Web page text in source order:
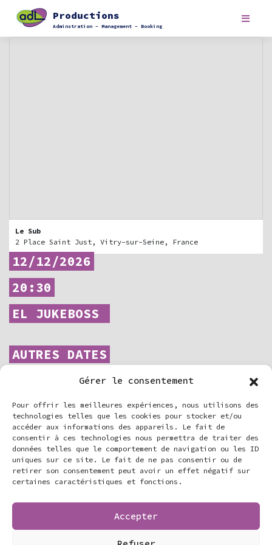
Gérer le consentement
Pour offrir les meilleures expériences, nous utilisons des
technologies telles que les cookies pour stocker et/ou
accéder aux informations des appareils. Le fait de
consentir à ces technologies nous permettra de traiter des
données telles que le comportement de navigation ou les ID
uniques sur ce site. Le fait de ne pas consentir ou de
retirer son consentement peut avoir un effet négatif sur
certaines caractéristiques et fonctions.
Accepter
content
Productions
Adminstration – Management – Booking
Le Sub
2 Place Saint Just, Vitry-sur-Seine, France
12/12/2026
20:30
EL JUKEBOSS
AUTRES DATES
EL Jukeboss
Le Théâtre Traversière• Paris (75)
18-20 Rue Traversière, Paris, France
+ En savoir plus
06.11.2026
Le Pavillon des Aulnes, Rue Bernard Chédeville,